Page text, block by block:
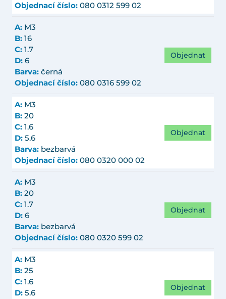
Objednací číslo: 080 0312 599 02
A: M3
B: 16
C: 1.7
D: 6
Barva: černá
Objednací číslo: 080 0316 599 02
Objednat
A: M3
B: 20
C: 1.6
D: 5.6
Barva: bezbarvá
Objednací číslo: 080 0320 000 02
Objednat
A: M3
B: 20
C: 1.7
D: 6
Barva: bezbarvá
Objednací číslo: 080 0320 599 02
Objednat
A: M3
B: 25
C: 1.6
D: 5.6
Objednat